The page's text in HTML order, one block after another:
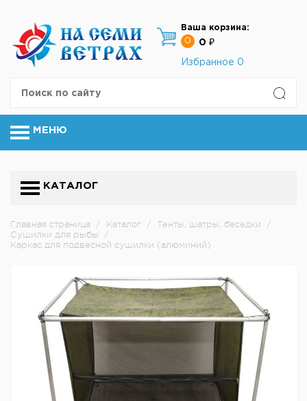
Ваша корзина:
0
0 ₽
Избранное 0
МЕНЮ
КАТАЛОГ
Главная страница / Каталог / Тенты, шатры, беседки
/
Сушилки для рыбы
/
Каркас для подвесной сушилки (алюминий)